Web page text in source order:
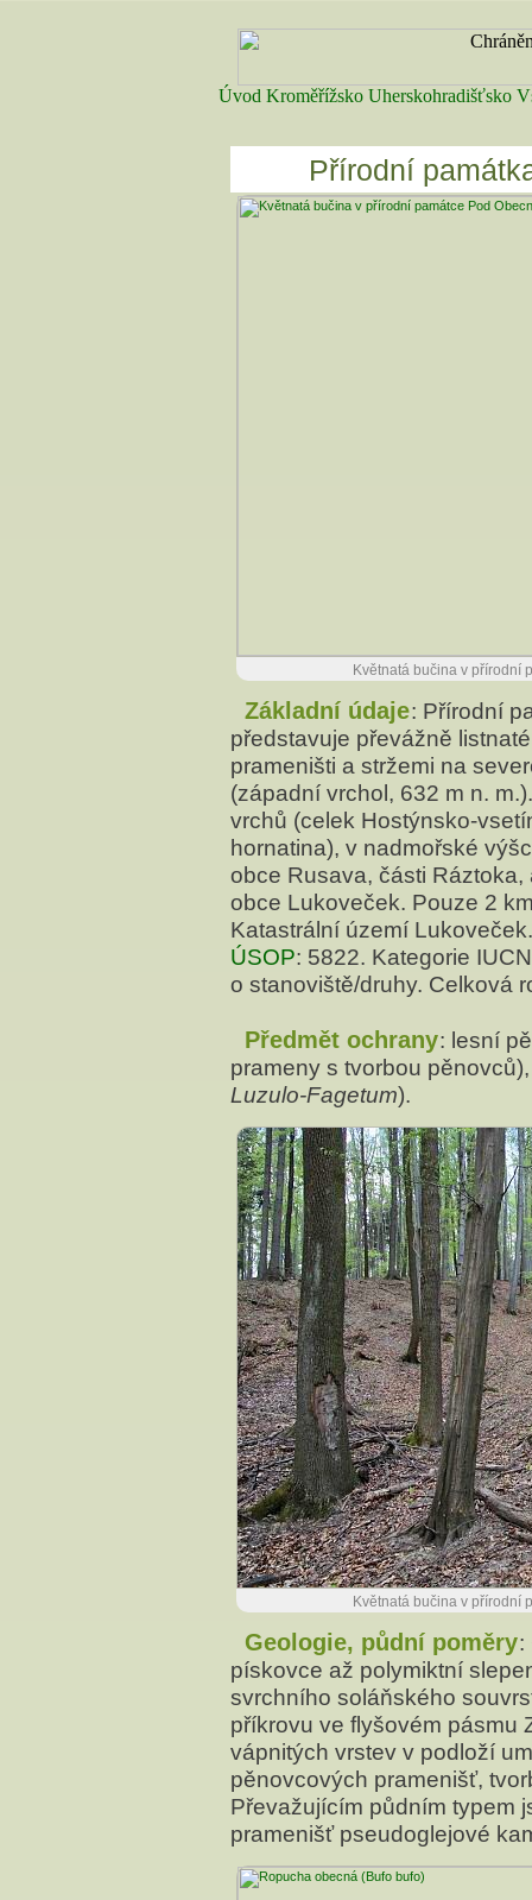
Úvod Kroměřížsko Uherskohradišťsko
Přírodní
Květnatá bučina v přírodní
Základní údaje: Přírodní
představuje převážně
prameništi a stržemi na
(západní vrchol, 632 m n.
vrchů (celek Hostýnsko-
hornatina), v nadmořské
obce Rusava, části
obce Lukoveček. Pouze 2
Katastrální území
ÚSOP: 5822. Kategorie
o stanoviště/druhy. Celková
Předmět ochrany: lesní
prameny s tvorbou
Luzulo-Fagetum).
Květnatá bučina v přírodní
Geologie, půdní poměry:
pískovce až polymiktní
svrchního soláňského
příkrovu ve flyšovém pásmu
vápnitých vrstev v podloží
pěnovcových pramenišť,
Převažujícím půdním typem
pramenišť pseudoglejové